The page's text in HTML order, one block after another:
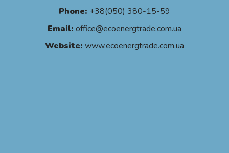
Phone: +38(050) 380-15-59
Email: office@ecoenergtrade.com.ua
Website: www.ecoenergtrade.com.ua